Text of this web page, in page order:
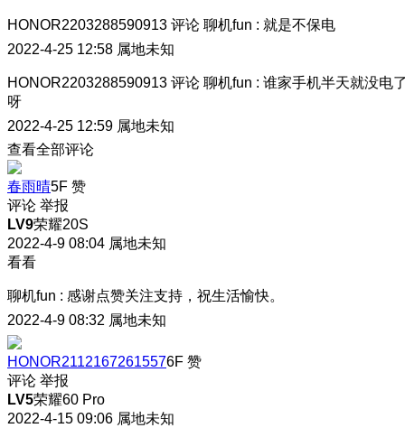
HONOR2203288590913 评论 聊机fun : 就是不保电
2022-4-25 12:58 属地未知
HONOR2203288590913 评论 聊机fun : 谁家手机半天就没电
呀
2022-4-25 12:59 属地未知
查看全部评论
春雨晴5F 赞
评论 举报
LV9荣耀20S
2022-4-9 08:04 属地未知
看看
聊机fun : 感谢点赞关注支持，祝生活愉快。
2022-4-9 08:32 属地未知
HONOR21121672615576F 赞
评论 举报
LV5荣耀60 Pro
2022-4-15 09:06 属地未知